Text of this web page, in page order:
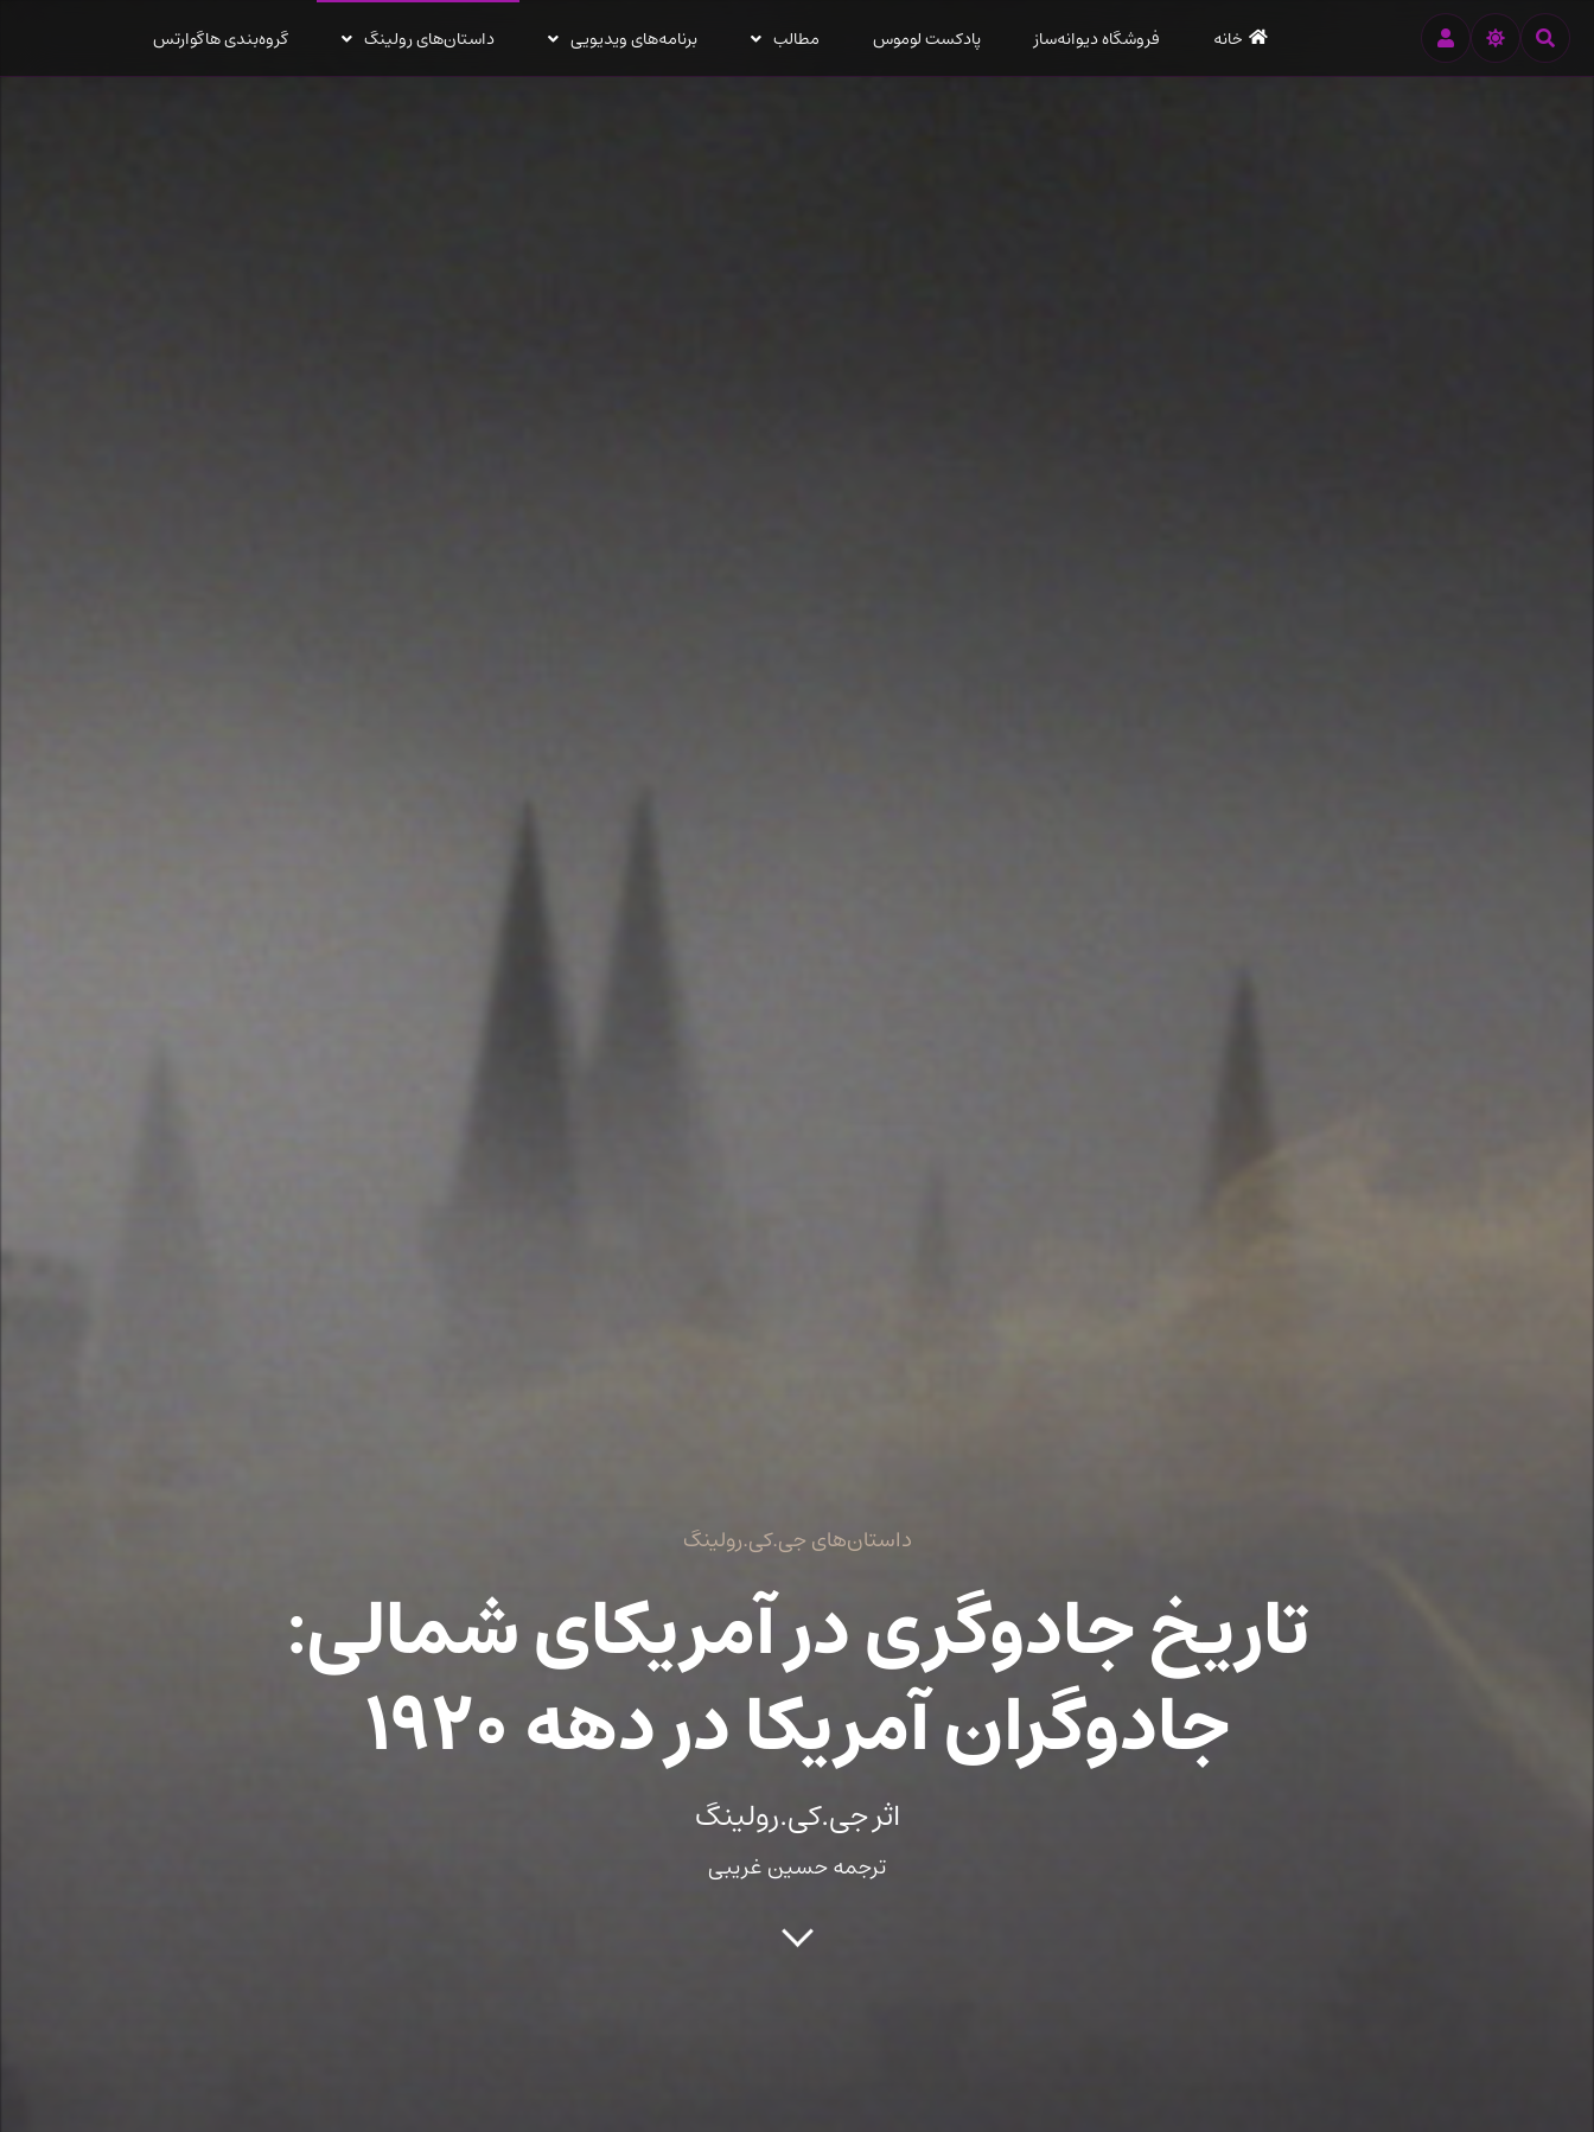
ورود
خانه فروشگاه دیوانه‌ساز پادکست لوموس مطالب برنامه‌های ویدیویی داستان‌های رولینگ گروه‌بندی هاگوارتس
داستان‌های جی.کی.رولینگ
تاریخ جادوگری در آمریکای شمالی:
جادوگران آمریکا در دهه ۱۹۲۰
اثر جی.کی.رولینگ
ترجمه حسین غریبی